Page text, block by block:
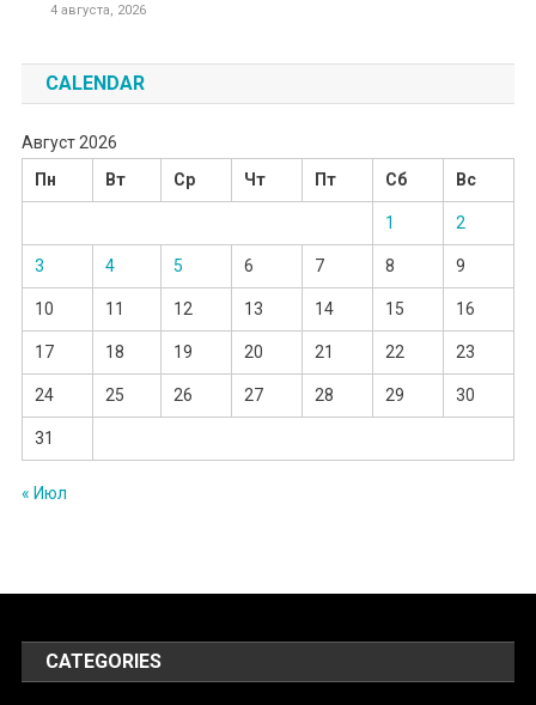
4 августа, 2026
CALENDAR
Август 2026
Пн
Вт Ср Чт Пт Сб Вс
1 2
3 4 5 6 7 8 9
10 11 12 13 14 15 16
17 18 19 20 21 22 23
24 25 26 27 28 29 30
31
« Июл
CATEGORIES